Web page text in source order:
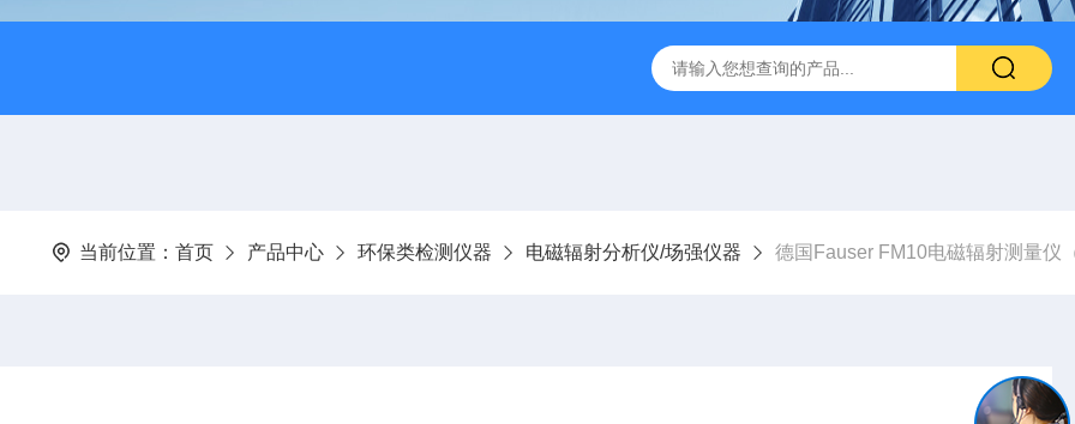
当前位置： 首页 产品中心 环保类检测仪器 电磁辐射分析仪/场强仪器 德国Fauser FM10电磁辐射测量仪